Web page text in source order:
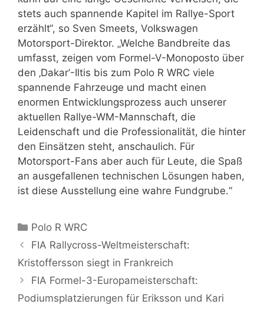
stets auch spannende Kapitel im Rallye-Sport
erzählt“, so Sven Smeets, Volkswagen
Motorsport-Direktor. „Welche Bandbreite das
umfasst, zeigen vom Formel-V-Monoposto über
den ‚Dakar‘-Iltis bis zum Polo R WRC viele
spannende Fahrzeuge und macht einen
enormen Entwicklungsprozess auch unserer
aktuellen Rallye-WM-Mannschaft, die
Leidenschaft und die Professionalität, die hinter
den Einsätzen steht, anschaulich. Für
Motorsport-Fans aber auch für Leute, die Spaß
an ausgefallenen technischen Lösungen haben,
ist diese Ausstellung eine wahre Fundgrube.“
Kategorien
Polo R WRC
FIA Rallycross-Weltmeisterschaft:
Kristoffersson siegt in Frankreich
FIA Formel-3-Europameisterschaft:
Podiumsplatzierungen für Eriksson und Kari